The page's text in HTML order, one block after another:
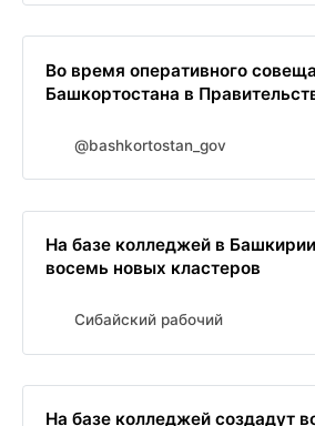
Во время оперативного
Башкортостана в
@bashkortostan_gov
На базе колледжей в
восемь новых кластеров
Сибайский рабочий
На базе колледжей создадут